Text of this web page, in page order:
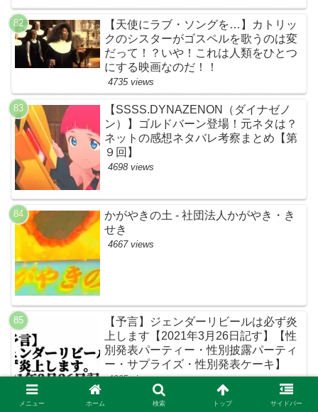
【天使にラブ・ソングを…】カトリッ
クのシスターがゴスペルを歌うのは変
だって！？いや！これは人類をひとつ
にする映画なのだ！！
4735 views
【SSSS.DYNAZENON（ダイナゼノ
ン）】ゴルドバーン登場！元ネタは？
ネットの感想ネタバレ考察まとめ【第
９回】
4698 views
かがやきの土 - 社団法人かがやき・き
せき
4667 views
【予言】ジェンダーリビールは必ず炎
上します【2021年3月26日記す】【性
別発表パーティー・性別披露パーティ
ー・サプライズ・性別発表ケーキ】
4665 views
メニュー ホーム 検索 トップ サイドバー